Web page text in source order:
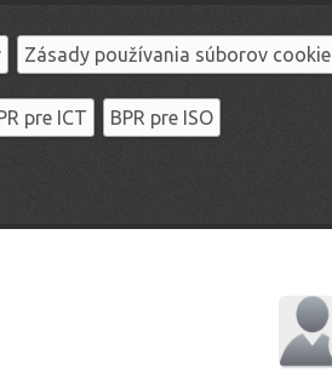
Zásady používania súborov cookie
pre ICT BPR pre ISO